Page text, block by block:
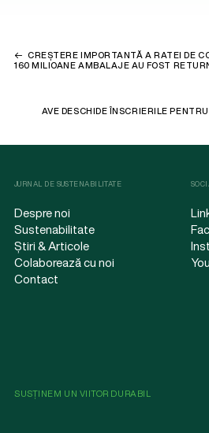
CREȘTERE IMPORTANTĂ A RATEI DE
160 MILIOANE AMBALAJE AU FOST
AVE DESCHIDE ÎNSCRIERILE
JURNAL DE SUSTENABILITATE
Despre noi
Sustenabilitate
Știri & Articole
Colaborează cu noi
Contact
SUSȚINEM UN VIITOR DURABIL